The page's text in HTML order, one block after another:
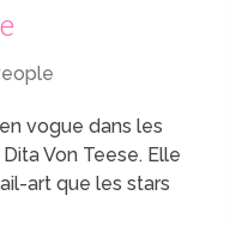
vogue dans les
Von Teese. Elle
art que les stars